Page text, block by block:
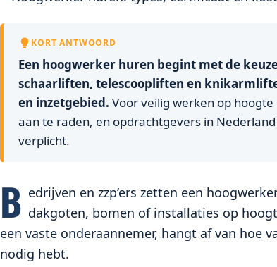
KORT ANTWOORD
Een hoogwerker huren begint met de
schaarliften, telescoopliften en
en inzetgebied. Voor veilig werken op
aan te raden, en opdrachtgevers in
verplicht.
B edrijven en zzp’ers zetten een
dakgoten, bomen of installaties op
een vaste onderaannemer, hangt af van hoe
nodig hebt.